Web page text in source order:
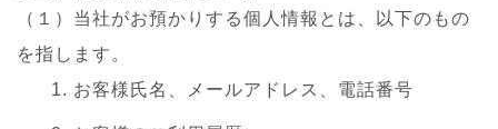
（１）当社がお預かりする個人情報とは、以下のもの
を指します。
お客様氏名、メールアドレス、電話番号